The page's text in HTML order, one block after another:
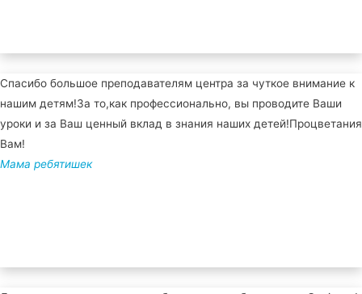
Спасибо большое преподавателям центра за чуткое внимание к
нашим детям!За то,как профессионально, вы проводите Ваши
уроки и за Ваш ценный вклад в знания наших детей!Процветания
Вам!
Мама ребятишек